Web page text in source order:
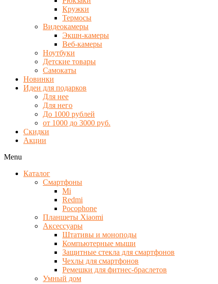
Кружки
Термосы
Видеокамеры
Экшн-камеры
Веб-камеры
Ноутбуки
Детские товары
Самокаты
Новинки
Идеи для подарков
Для нее
Для него
До 1000 рублей
от 1000 до 3000 руб.
Скидки
Акции
Menu
Каталог
Смартфоны
Mi
Redmi
Pocophone
Планшеты Xiaomi
Аксессуары
Штативы и моноподы
Компьютерные мыши
Защитные стекла для смартфонов
Чехлы для смартфонов
Ремешки для фитнес-браслетов
Умный дом